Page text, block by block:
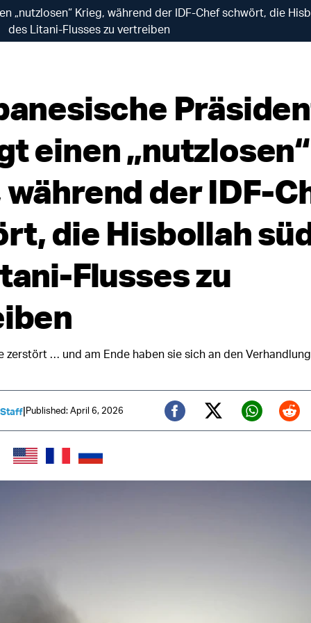
„nutzlosen“ Krieg, während der IDF-Chef schwört, die
des Litani-Flusses zu vertreiben
einen „nutzlosen“
der IDF-
die Hisbollah
Flusses zu
zerstört … und am Ende haben sie sich an den
|Published: April 6, 2026
Facebook
Twitter (X)